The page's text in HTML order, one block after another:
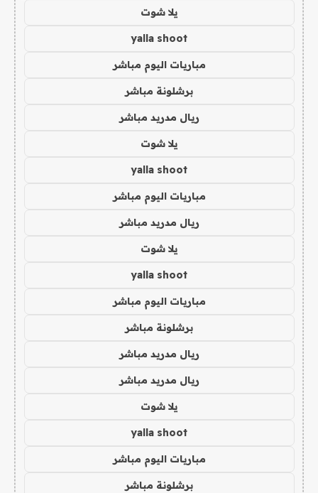
يلا شوت
yalla shoot
مباريات اليوم مباشر
برشلونة مباشر
ريال مدريد مباشر
يلا شوت
yalla shoot
مباريات اليوم مباشر
ريال مدريد مباشر
يلا شوت
yalla shoot
مباريات اليوم مباشر
برشلونة مباشر
ريال مدريد مباشر
ريال مدريد مباشر
يلا شوت
yalla shoot
مباريات اليوم مباشر
برشلونة مباشر